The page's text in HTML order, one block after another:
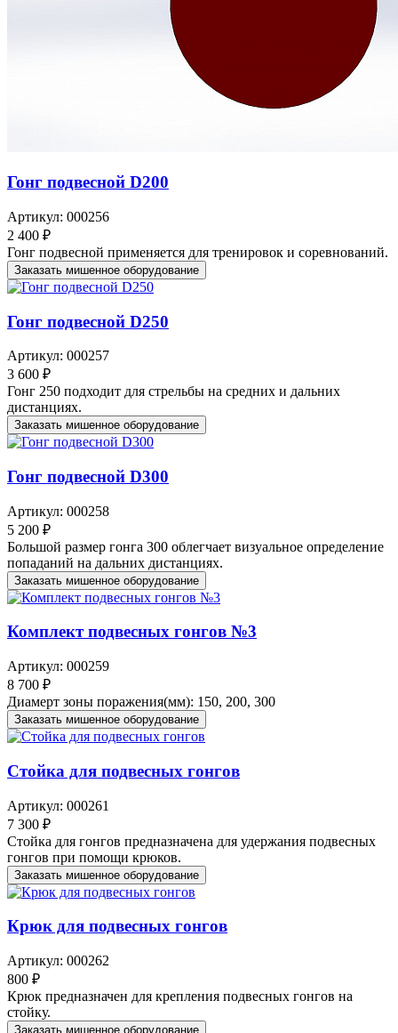
Гонг подвесной D200
Артикул: 000256
2 400 ₽
Гонг подвесной применяется для тренировок и соревнований.
Заказать мишенное оборудование
Гонг подвесной D250
Артикул: 000257
3 600 ₽
Гонг 250 подходит для стрельбы на средних и дальних
дистанциях.
Заказать мишенное оборудование
Гонг подвесной D300
Артикул: 000258
5 200 ₽
Большой размер гонга 300 облегчает визуальное определение
попаданий на дальних дистанциях.
Заказать мишенное оборудование
Комплект подвесных гонгов №3
Артикул: 000259
8 700 ₽
Диамерт зоны поражения(мм): 150, 200, 300
Заказать мишенное оборудование
Стойка для подвесных гонгов
Артикул: 000261
7 300 ₽
Стойка для гонгов предназначена для удержания подвесных
гонгов при помощи крюков.
Заказать мишенное оборудование
Крюк для подвесных гонгов
Артикул: 000262
800 ₽
Крюк предназначен для крепления подвесных гонгов на
стойку.
Заказать мишенное оборудование